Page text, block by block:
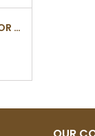
STYLO SLIMLINE OR - BARRETTE PLATE